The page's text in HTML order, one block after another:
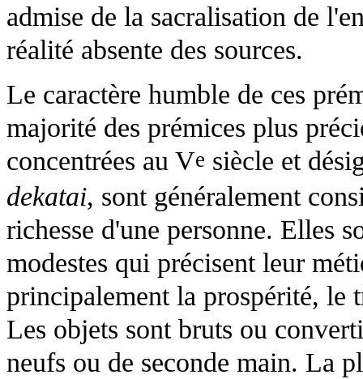
admise de la sacralisation de
réalité absente des sources.
Le caractère humble de ces
majorité des prémices plus
concentrées au Ve siècle et
dekatai, sont généralement
richesse d'une personne. Elles
modestes qui précisent leur
principalement la prospérité, le
Les objets sont bruts ou
neufs ou de seconde main. La